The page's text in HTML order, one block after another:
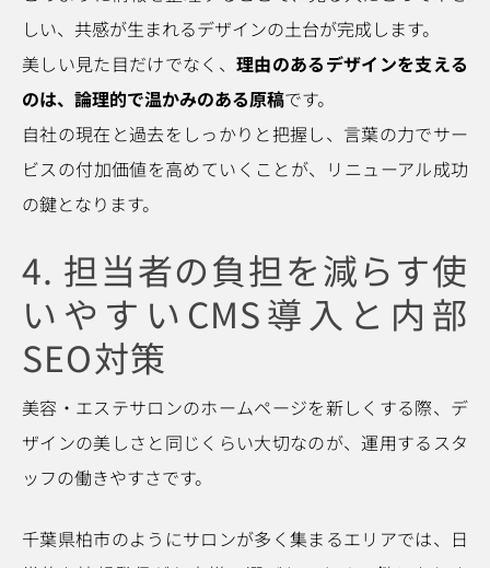
しい、共感が生まれるデザインの土台が完成します。
美しい見た目だけでなく、 理由のあるデザインを支える
のは、論理的で温かみのある原稿です。
自社の現在と過去をしっかりと把握し、言葉の力でサー
ビスの付加価値を高めていくことが、リニューアル成功
の鍵となります。
4. 担当者の負担を減らす使
いやすいCMS導入と内部
SEO対策
美容・エステサロンのホームページを新しくする際、デ
ザインの美しさと同じくらい大切なのが、運用するスタ
ッフの働きやすさです。
千葉県柏市のようにサロンが多く集まるエリアでは、日